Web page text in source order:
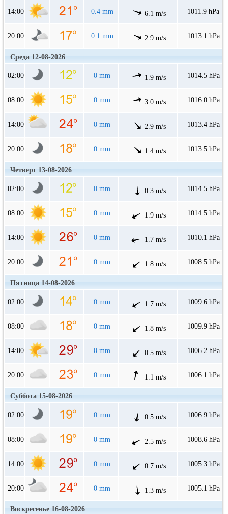
14:00 0.4 mm 6.1 m/s 1011.9 hPa
20:00 0.1 mm 2.9 m/s 1013.1 hPa
Среда 12-08-2026
02:00 0 mm 1.9 m/s 1014.5 hPa
08:00 0 mm 3.0 m/s 1016.0 hPa
14:00 0 mm 2.9 m/s 1013.4 hPa
20:00 0 mm 1.4 m/s 1013.5 hPa
Четверг 13-08-2026
02:00 0 mm 0.3 m/s 1014.5 hPa
08:00 0 mm 1.9 m/s 1014.5 hPa
14:00 0 mm 1.7 m/s 1010.1 hPa
20:00 0 mm 1.8 m/s 1008.5 hPa
Пятница 14-08-2026
02:00 0 mm 1.7 m/s 1009.6 hPa
08:00 0 mm 1.8 m/s 1009.9 hPa
14:00 0 mm 0.5 m/s 1006.2 hPa
20:00 0 mm 1.1 m/s 1006.1 hPa
Суббота 15-08-2026
02:00 0 mm 0.5 m/s 1006.9 hPa
08:00 0 mm 2.5 m/s 1008.6 hPa
14:00 0 mm 0.7 m/s 1005.3 hPa
20:00 0 mm 1.3 m/s 1005.1 hPa
Воскресенье 16-08-2026